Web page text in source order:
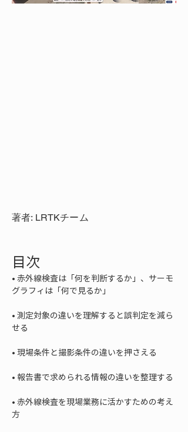
著者: LRTKチーム
目次
• 赤外線検査は「何を判断するか」、サーモ
• 測定対象の違いを理解すると誤判定を減ら
•
•
• 赤外線検査を現場業務に活かすための考え
方